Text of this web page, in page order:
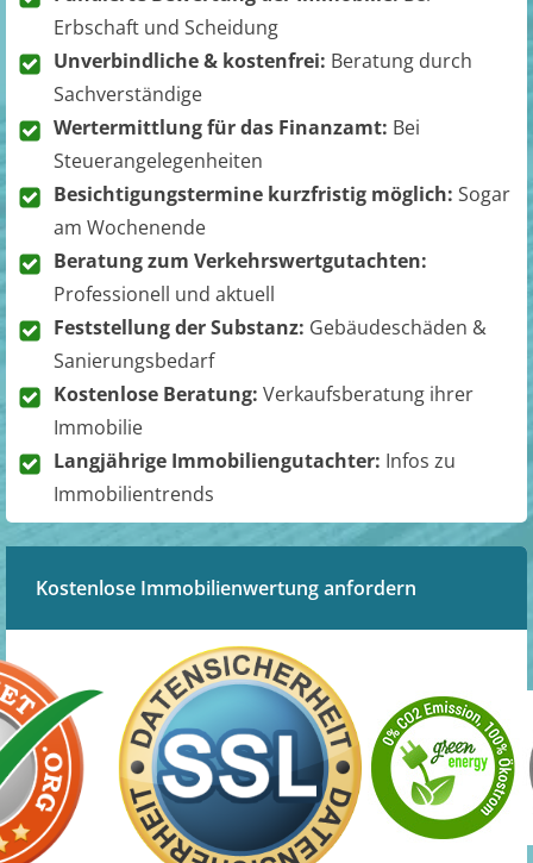
Erbschaft und Scheidung
Unverbindliche & kostenfrei: Beratung durch
Sachverständige
Wertermittlung für das Finanzamt: Bei
Steuerangelegenheiten
Besichtigungstermine kurzfristig möglich: Sogar
am Wochenende
Beratung zum Verkehrswertgutachten:
Professionell und aktuell
Feststellung der Substanz: Gebäudeschäden &
Sanierungsbedarf
Kostenlose Beratung: Verkaufsberatung ihrer
Immobilie
Langjährige Immobiliengutachter: Infos zu
Immobilientrends
Kostenlose Immobilienwertung anfordern